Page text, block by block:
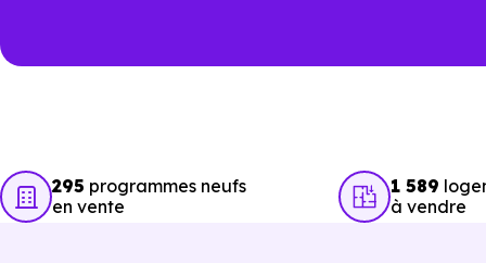
énergétique
295 programmes neufs
en vente
1 589
à vendre